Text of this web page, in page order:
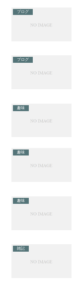
ブログ
ブログ
趣味
趣味
趣味
雑記